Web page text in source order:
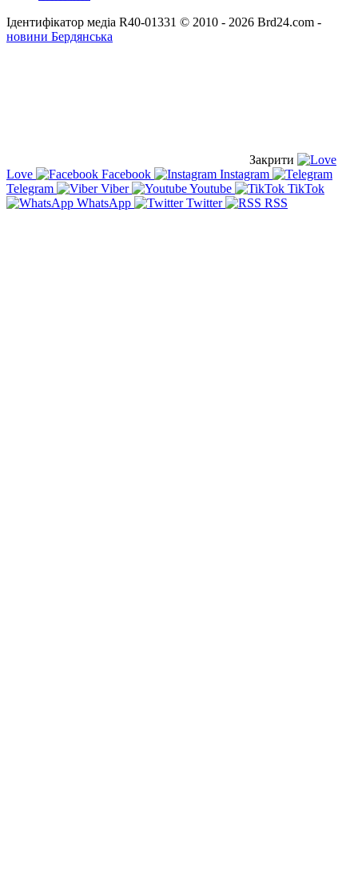
Ідентифікатор медіа R40-01331 © 2010 - 2026 Brd24.com -
новини Бердянська
Закрити
Love
Facebook
Instagram
Telegram
Viber Youtube
TikTok
WhatsApp
Twitter RSS